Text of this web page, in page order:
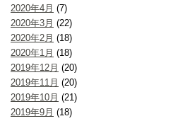
2020年4月 (7)
2020年3月 (22)
2020年2月 (18)
2020年1月 (18)
2019年12月 (20)
2019年11月 (20)
2019年10月 (21)
2019年9月 (18)